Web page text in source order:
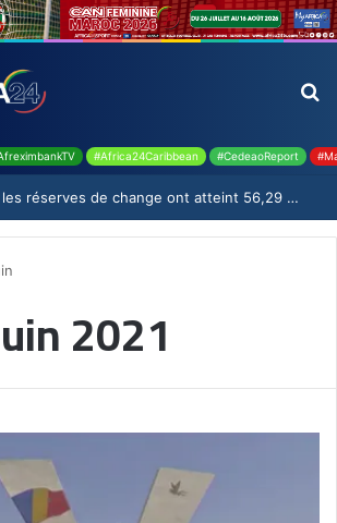
#Africa24Caribbean #CedeaoReport
Côte d’Ivoire : les réserves de change ont atteint 56,29 milliards USD en juillet
2021